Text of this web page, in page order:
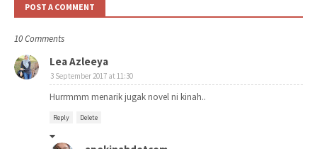
POST A COMMENT
10 Comments
Lea Azleeya
3 September 2017 at 11:30
Hurrmmm menarik jugak novel ni kinah..
Reply Delete